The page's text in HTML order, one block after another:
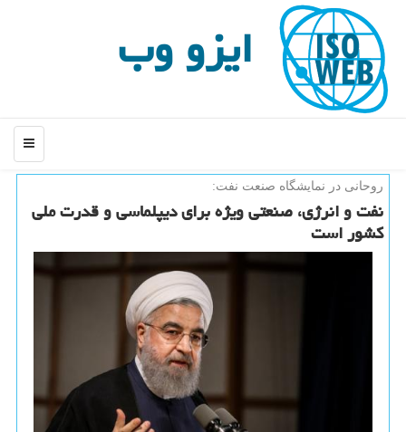
ایزو وب
منو
روحانی در نمایشگاه صنعت نفت:
نفت و انرژی، صنعتی ویژه برای دیپلماسی و قدرت ملی
كشور است